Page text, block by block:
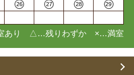
26 27 28 29
あり △…残りわずか ×…満室